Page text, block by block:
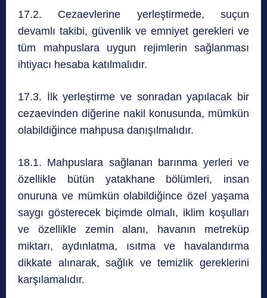
17.2. Cezaevlerine yerleştirmede, suçun
devamlı takibi, güvenlik ve emniyet gerekleri ve
tüm mahpuslara uygun rejimlerin sağlanması
ihtiyacı hesaba katılmalıdır.
17.3. İlk yerleştirme ve sonradan yapılacak bir
cezaevinden diğerine nakil konusunda, mümkün
olabildiğince mahpusa danışılmalıdır.
18.1. Mahpuslara sağlanan barınma yerleri ve
özellikle bütün yatakhane bölümleri, insan
onuruna ve mümkün olabildiğince özel yaşama
saygı gösterecek biçimde olmalı, iklim koşulları
ve özellikle zemin alanı, havanın metreküp
miktarı, aydınlatma, ısıtma ve havalandırma
dikkate alınarak, sağlık ve temizlik gereklerini
karşılamalıdır.